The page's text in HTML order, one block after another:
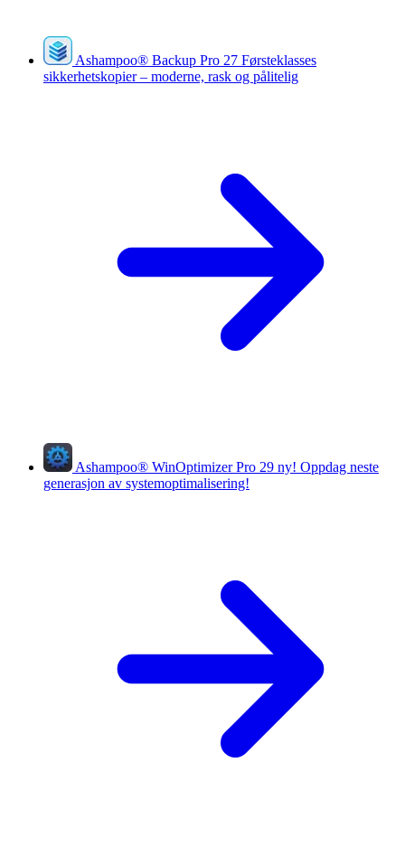
Ashampoo® Backup Pro 27 Førsteklasses
sikkerhetskopier – moderne, rask og pålitelig
Ashampoo® WinOptimizer Pro 29 ny! Oppdag neste
generasjon av systemoptimalisering!